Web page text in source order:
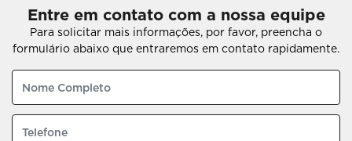
Entre em contato com a nossa equipe
Para solicitar mais informações, por favor, preencha o
formulário abaixo que entraremos em contato rapidamente.